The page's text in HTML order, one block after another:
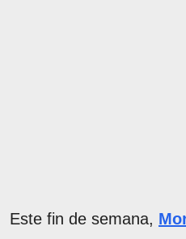
Este fin de semana,